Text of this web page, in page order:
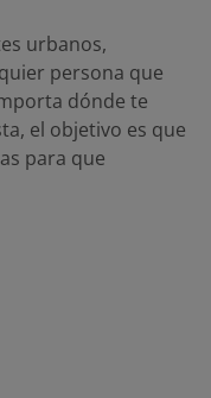
urbanos,
persona que
dónde te
el objetivo es que
para que